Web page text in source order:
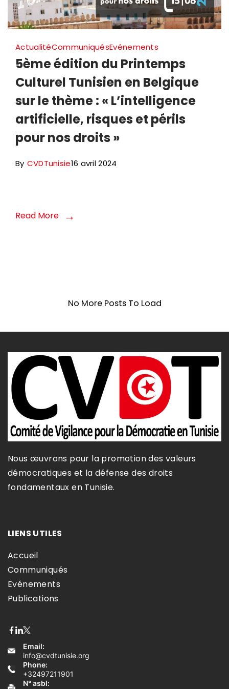
ActualitéCommuniquésEvénements
5ème édition du Printemps
Culturel Tunisien en Belgique
sur le thème : « L’intelligence
artificielle, risques et périls
pour nos droits »
By CVDTunisie16 avril 2024
Read More
No More Posts To Load
Nous œuvrons pour la promotion des valeurs
démocratiques et la défense des droits
fondamentaux en Tunisie.​
LIENS UTILES
Accueil
Communiqués
Evénements
Publications
Email:
info@cvdtunisie.org
Phone:
+32497211901
N° asbl: